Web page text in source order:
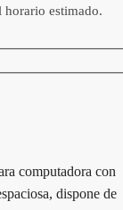
horario estimado.
computadora con
dispone de